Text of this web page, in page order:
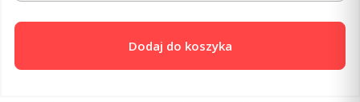
Dodaj do koszyka